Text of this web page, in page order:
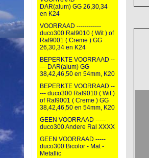
DAR(alum) GG 26,30,34
en K24
VOORRAAD ------------
duco300 Ral9010 ( Wit ) of
Ral9001 ( Creme ) GG
26,30,34 en K24
BEPERKTE VOORRAAD --
--- DAR(alum) GG
38,42,46,50 en 54mm, K20
BEPERKTE VOORRAAD --
--- duco300 Ral9010 ( Wit )
of Ral9001 ( Creme ) GG
38,42,46,50 en 54mm, K20
GEEN VOORRAAD -----
duco300 Andere Ral XXXX
GEEN VOORRAAD -----
duco300 Bicolor - Mat -
Metallic